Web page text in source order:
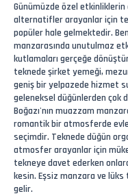
Günümüzde özel
alternatifler arayanlar için
popüler hale gelmektedir.
manzarasında unutulmaz
kutlamaları gerçeğe
teknede şirket yemeği,
geniş bir yelpazede hizmet
geleneksel düğünlerden çok
Boğazı'nın muazzam
romantik bir atmosferde
seçimdir. Teknede düğün
atmosfer arayanlar için
tekneye davet ederken
kesin. Eşsiz manzara ve
gelir.